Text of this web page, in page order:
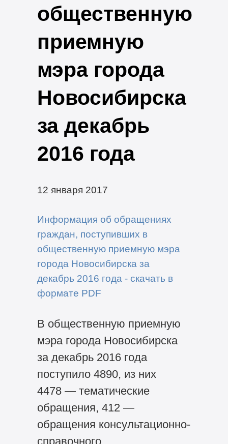
общественную
приемную
мэра города
Новосибирска
за декабрь
2016 года
12 января 2017
Информация об обращениях
граждан, поступивших в
общественную приемную мэра
города Новосибирска за
декабрь 2016 года - скачать в
формате PDF
В общественную приемную
мэра города Новосибирска
за декабрь 2016 года
поступило 4890, из них
4478 — тематические
обращения, 412 —
обращения консультационно-
справочного